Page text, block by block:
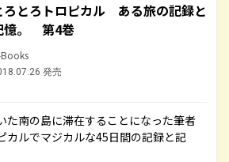
ろとろトロピカル ある旅の記録と
憶。 第4巻
発売
た南の島に滞在することになった筆者
カルでマジカルな45日間の記録と記